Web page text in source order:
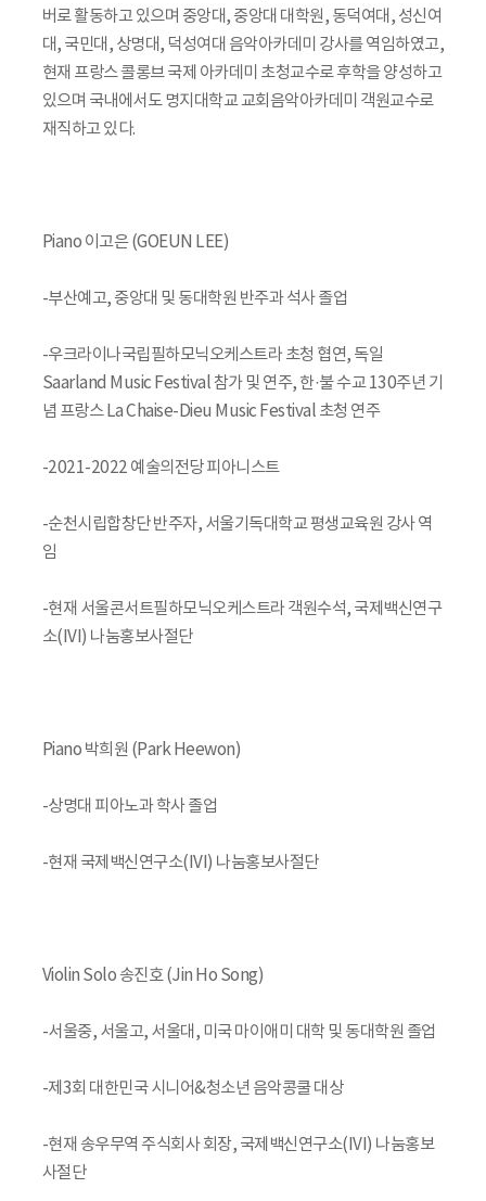
버로 활동하고 있으며 중앙대, 중앙대 대학원, 동덕여대, 성신여
대, 국민대, 상명대, 덕성여대 음악아카데미 강사를 역임하였고,
현재 프랑스 콜롱브 국제 아카데미 초청교수로 후학을 양성하고
있으며 국내에서도 명지대학교 교회음악아카데미 객원교수로
재직하고 있다.
Piano 이고은 (GOEUN LEE)
-부산예고, 중앙대 및 동대학원 반주과 석사 졸업
-우크라이나국립필하모닉오케스트라 초청 협연, 독일
Saarland Music Festival 참가 및 연주, 한·불 수교 130주년 기
념 프랑스 La Chaise-Dieu Music Festival 초청 연주
-2021-2022 예술의전당 피아니스트
-순천시립합창단 반주자, 서울기독대학교 평생교육원 강사 역
임
-현재 서울콘서트필하모닉오케스트라 객원수석, 국제백신연구
소(IVI) 나눔홍보사절단
Piano 박희원 (Park Heewon)
-상명대 피아노과 학사 졸업
-현재 국제백신연구소(IVI) 나눔홍보사절단
Violin Solo 송진호 (Jin Ho Song)
-서울중, 서울고, 서울대, 미국 마이애미 대학 및 동대학원 졸업
-제3회 대한민국 시니어&청소년 음악콩쿨 대상
-현재 송우무역 주식회사 회장, 국제백신연구소(IVI) 나눔홍보
사절단